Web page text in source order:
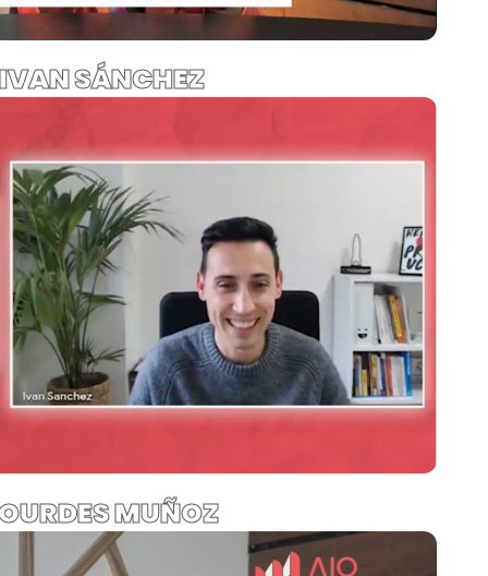
SÁNCHEZ
MUÑOZ